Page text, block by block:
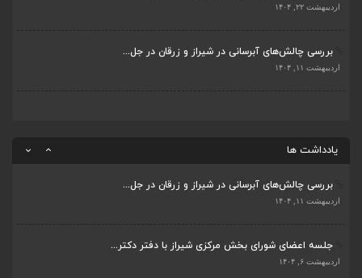
یادداشت ها
اردیبهشت ۲۳, ۱۴۰۴
ضرورت تکمیل قطعات ۷ و ۸ آزادراه شیراز به اصفه...
اردیبهشت ۲۳, ۱۴۰۴
اردیبهشت ۱۱, ۱۴۰۴
اردیبهشت ۶, ۱۴۰۴